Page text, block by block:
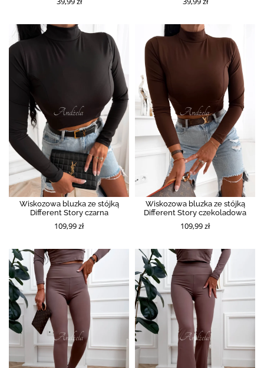
Wiskozowa bluzka ze stójką
Different Story czarna
109,99 zł
Wiskozowa bluzka ze stójką
Different Story czekoladowa
109,99 zł